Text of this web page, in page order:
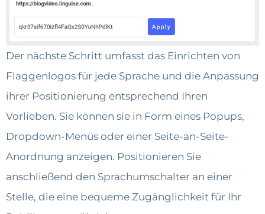
Der nächste Schritt umfasst das Einrichten von
Flaggenlogos für jede Sprache und die Anpassung
ihrer Positionierung entsprechend Ihren
Vorlieben. Sie können sie in Form eines Popups,
Dropdown-Menüs oder einer Seite-an-Seite-
Anordnung anzeigen. Positionieren Sie
anschließend den Sprachumschalter an einer
Stelle, die eine bequeme Zugänglichkeit für Ihr